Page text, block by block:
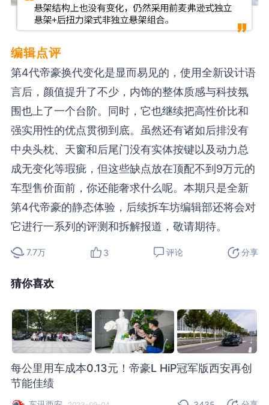
编辑点评
第4代帝豪换代变化是显而易见的，使用全新设计语
言后，颜值提升了不少，内饰的整体质感与科技氛
围也上了一个台阶。同时，它也继续把高性价比和
强实用性的优点贯彻到底。虽然还有诸如后排没有
中央头枕、天窗和后尾门没有实体按键以及动力总
成无变化等瑕疵，但这些缺点放在顶配不到9万元的
车型售价面前，你还能奢求什么呢。本期只是全新
第4代帝豪的静态体验，后续拆车坊编辑部还将会对
它进行一系列的评测和拆解报道，敬请期待。
7.7万 3 评论 分享
猜你喜欢
每公里用车成本0.13元！帝豪L HiP冠军版西安再创
节能佳绩